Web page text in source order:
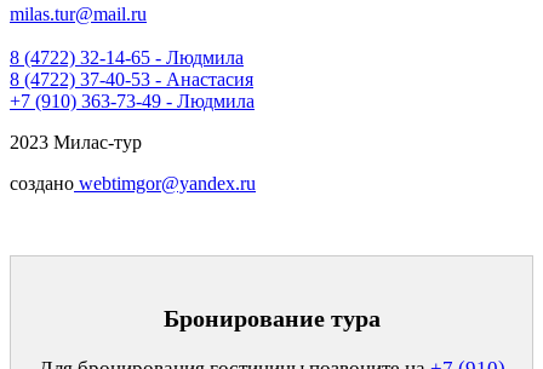
milas.tur@mail.ru
8 (4722) 32-14-65 - Людмила
8 (4722) 37-40-53 - Анастасия
+7 (910) 363-73-49 - Людмила
2023 Милас-тур
создано webtimgor@yandex.ru
Бронирование тура